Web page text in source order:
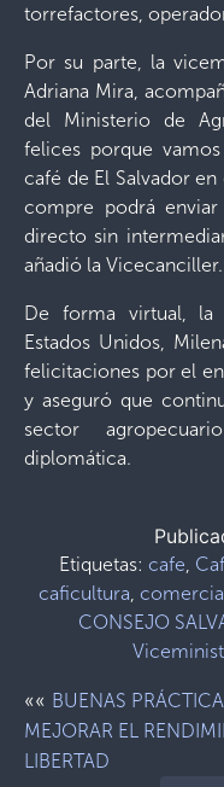
torrefactores,
Por su parte, la
Adriana Mira,
del Ministerio de
felices porque
café de El Salvador
compre podrá
directo sin
añadió la Vicecanciller.
De forma virtual, la
Estados Unidos,
felicitaciones por el
y aseguró que
sector
diplomática.
Etiquetas: cafe,
caficultura,
CONSEJO
«« BUENAS
MEJORAR EL
LIBERTAD